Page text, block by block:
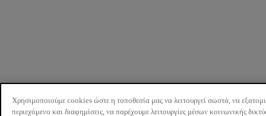
Χρησιμοποιούμε cookies ώστε η τοποθεσία μας να λειτουργεί σωστά, να
περιεχόμενο και διαφημίσεις, να παρέχουμε λειτουργίες μέσων κοινωνικής